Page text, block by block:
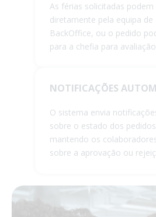
As férias solicitadas
diretamente pela equipa de
BackOffice, ou o pedido
para a chefia para avaliação
NOTIFICAÇÕES
O sistema envia
sobre o estado dos
mantendo os
sobre a aprovação ou